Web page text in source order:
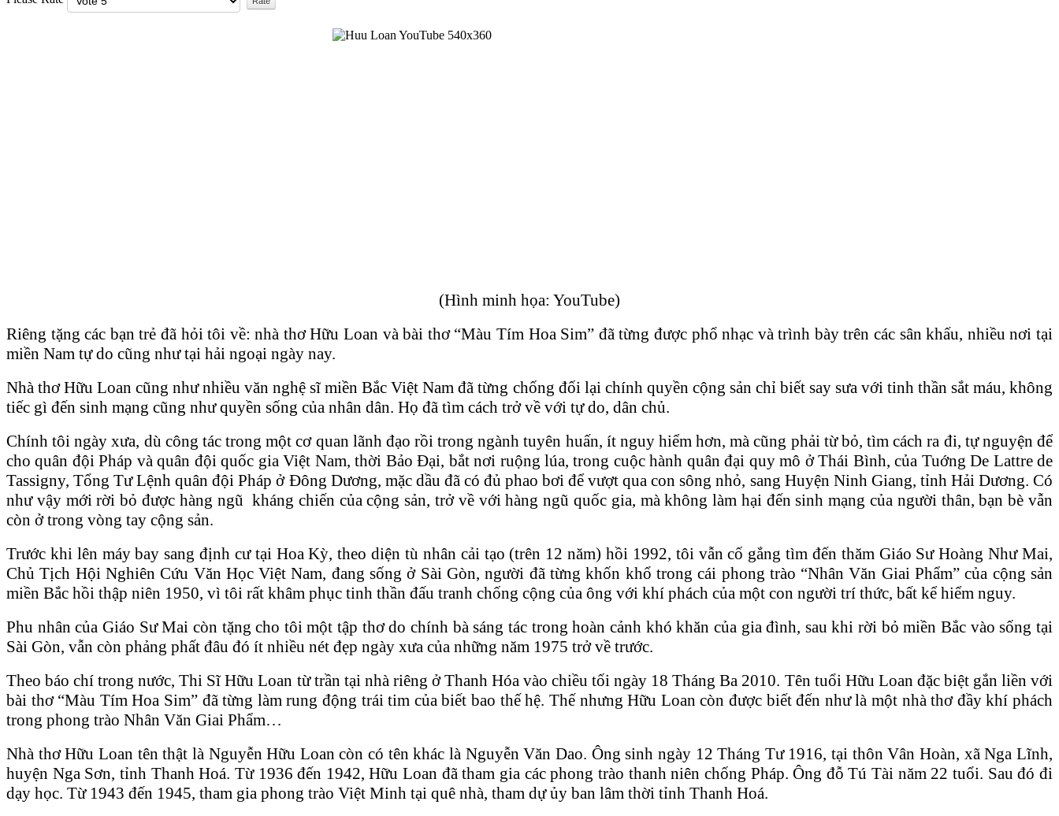
(Hình minh họa: YouTube)
Riêng tặng các bạn trẻ đã hỏi tôi về: nhà thơ Hữu Loan và bài thơ “Màu Tím Hoa Sim” đã từng được phổ nhạc và trình bày trên các sân khấu, nhiều nơi tại
miền Nam tự do cũng như tại hải ngoại ngày nay.
Nhà thơ Hữu Loan cũng như nhiều văn nghệ sĩ miền Bắc Việt Nam đã từng chống đối lại chính quyền cộng sản chỉ biết say sưa với tinh thần sắt máu, không
tiếc gì đến sinh mạng cũng như quyền sống của nhân dân. Họ đã tìm cách trở về với tự do, dân chủ.
Chính tôi ngày xưa, dù công tác trong một cơ quan lãnh đạo rồi trong ngành tuyên huấn, ít nguy hiểm hơn, mà cũng phải từ bỏ, tìm cách ra đi, tự nguyện để
cho quân đội Pháp và quân đội quốc gia Việt Nam, thời Bảo Đại, bắt nơi ruộng lúa, trong cuộc hành quân đại quy mô ở Thái Bình, của Tuớng De Lattre de
Tassigny, Tổng Tư Lệnh quân đội Pháp ở Đông Dương, mặc dầu đã có đủ phao bơi để vượt qua con sông nhỏ, sang Huyện Ninh Giang, tỉnh Hải Dương. Có
như vậy mới rời bỏ được hàng ngũ kháng chiến của cộng sản, trở về với hàng ngũ quốc gia, mà không làm hại đến sinh mạng của người thân, bạn bè vẫn
còn ở trong vòng tay cộng sản.
Trước khi lên máy bay sang định cư tại Hoa Kỳ, theo diện tù nhân cải tạo (trên 12 năm) hồi 1992, tôi vẫn cố gắng tìm đến thăm Giáo Sư Hoàng Như Mai,
Chủ Tịch Hội Nghiên Cứu Văn Học Việt Nam, đang sống ở Sài Gòn, người đã từng khốn khổ trong cái phong trào “Nhân Văn Giai Phẩm” của cộng sản
miền Bắc hồi thập niên 1950, vì tôi rất khâm phục tinh thần đấu tranh chống cộng của ông với khí phách của một con người trí thức, bất kể hiểm nguy.
Phu nhân của Giáo Sư Mai còn tặng cho tôi một tập thơ do chính bà sáng tác trong hoàn cảnh khó khăn của gia đình, sau khi rời bỏ miền Bắc vào sống tại
Sài Gòn, vẫn còn phảng phất đâu đó ít nhiều nét đẹp ngày xưa của những năm 1975 trở về trước.
Theo báo chí trong nước, Thi Sĩ Hữu Loan từ trần tại nhà riêng ở Thanh Hóa vào chiều tối ngày 18 Tháng Ba 2010. Tên tuổi Hữu Loan đặc biệt gắn liền với
bài thơ “Màu Tím Hoa Sim” đã từng làm rung động trái tim của biết bao thế hệ. Thế nhưng Hữu Loan còn được biết đến như là một nhà thơ đầy khí phách
trong phong trào Nhân Văn Giai Phẩm…
Nhà thơ Hữu Loan tên thật là Nguyễn Hữu Loan còn có tên khác là Nguyễn Văn Dao. Ông sinh ngày 12 Tháng Tư 1916, tại thôn Vân Hoàn, xã Nga Lĩnh,
huyện Nga Sơn, tỉnh Thanh Hoá. Từ 1936 đến 1942, Hữu Loan đã tham gia các phong trào thanh niên chống Pháp. Ông đỗ Tú Tài năm 22 tuổi. Sau đó đi
dạy học. Từ 1943 đến 1945, tham gia phong trào Việt Minh tại quê nhà, tham dự ủy ban lâm thời tỉnh Thanh Hoá.